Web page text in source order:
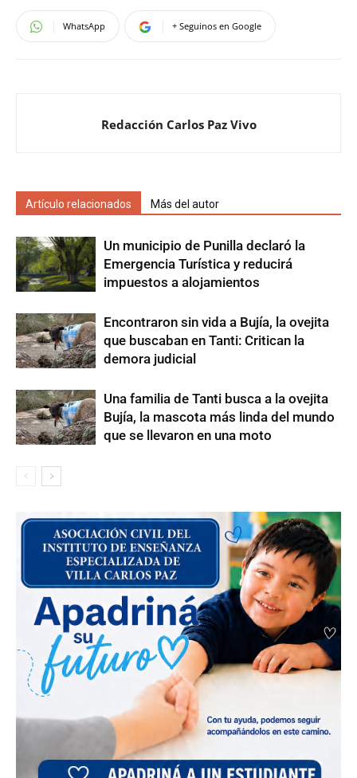
WhatsApp + Seguinos en Google
Redacción Carlos Paz Vivo
Artículo relacionados Más del autor
Un municipio de Punilla declaró la
Emergencia Turística y reducirá
impuestos a alojamientos
Encontraron sin vida a Bujía, la ovejita
que buscaban en Tanti: Critican la
demora judicial
Una familia de Tanti busca a la ovejita
Bujía, la mascota más linda del mundo
que se llevaron en una moto